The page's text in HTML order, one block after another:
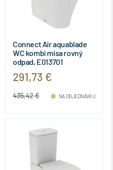
Connect Air aquablade
WC kombi misa rovný
odpad, E013701
291,73 €
435,42 € NA OBJEDNÁVKU